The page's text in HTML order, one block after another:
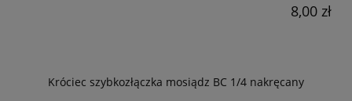
8,00 zł
Króciec szybkozłączka mosiądz BC 1/4 nakręcany